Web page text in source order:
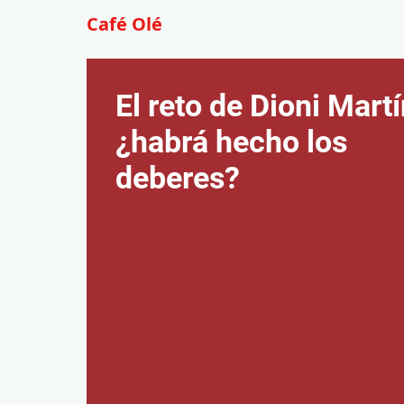
Café Olé
El reto de Dioni
¿habrá hecho los
deberes?